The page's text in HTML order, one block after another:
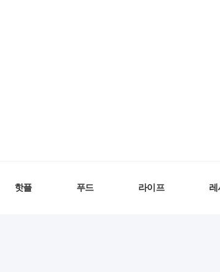
핫플 푸드 라이프 레